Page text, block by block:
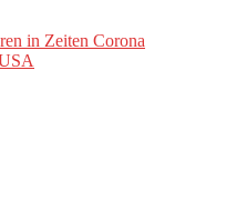
in Zeiten Corona